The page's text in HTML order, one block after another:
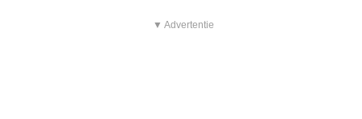
▼ Advertentie